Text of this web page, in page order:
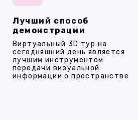
Лучший способ
демонстрации
Виртуальный 3D тур на
сегодняшний день является
лучшим инструментом
передачи визуальной
информации о пространстве